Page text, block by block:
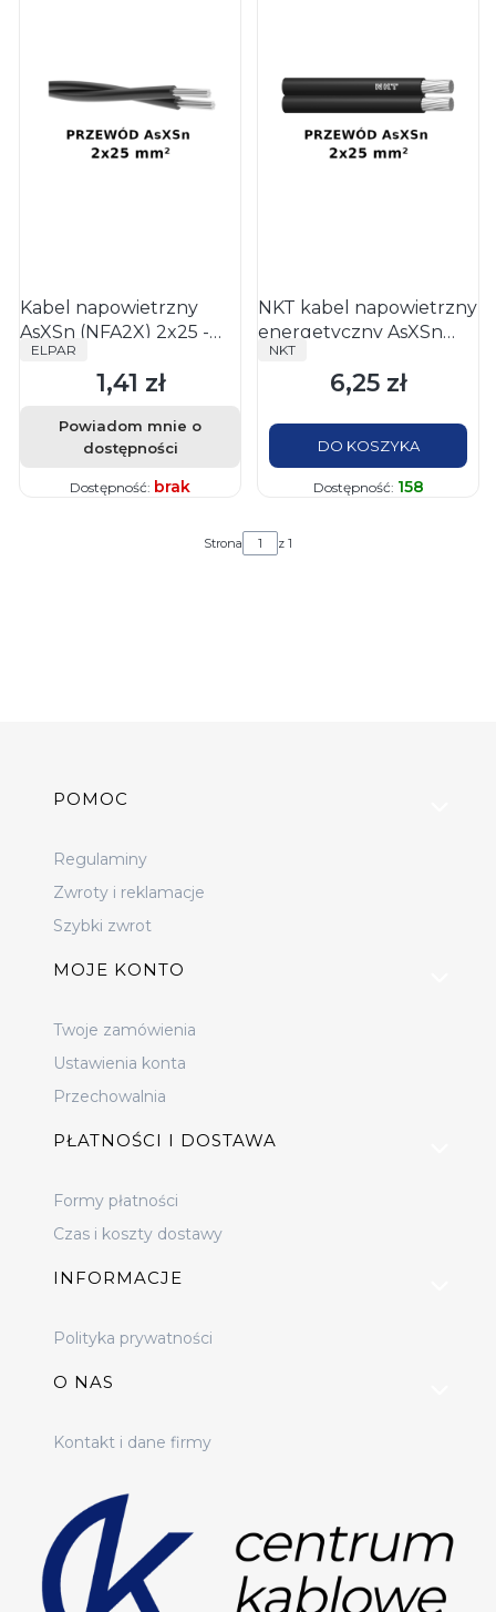
Kabel napowietrzny
AsXSn (NFA2X) 2x25 -
Elpar
PRODUCENT
ELPAR
Cena
1,41 zł
Powiadom mnie o
dostępności
Dostępność: brak
NKT kabel napowietrzny
energetyczny AsXSn
(NFA2X) 2x25 RMV 1kV
PRODUCENT
NKT
Cena
6,25 zł
DO KOSZYKA
Dostępność: 158
Strona z 1
Linki w stopce
POMOC
Regulaminy
Zwroty i reklamacje
Szybki zwrot
MOJE KONTO
Twoje zamówienia
Ustawienia konta
Przechowalnia
PŁATNOŚCI I DOSTAWA
Formy płatności
Czas i koszty dostawy
INFORMACJE
Polityka prywatności
O NAS
Kontakt i dane firmy